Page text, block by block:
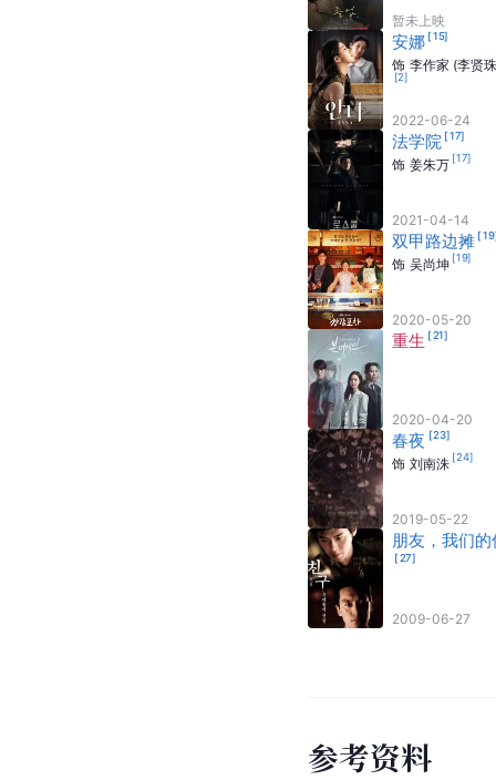
暂未上映
安娜 [15]
饰 李作家 (李贤
[2]
2022-06-24
法学院 [17]
饰 姜朱万 [17]
2021-04-14
双甲路边摊 [19
饰 吴尚坤 [19]
2020-05-20
重生 [21]
2020-04-20
春夜 [23]
饰 刘南洙 [24]
2019-05-22
朋友，我们的
[27]
2009-06-27
参考资料